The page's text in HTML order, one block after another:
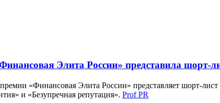
Элита России» представила шорт-
«Финансовая Элита России» представляет шорт-
и «Безупречная репутация». Prof PR